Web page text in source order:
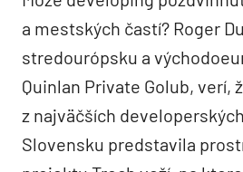
a mestských častí? Roger
stredourópsku a
Quinlan Private Golub, verí,
z najväčších
Slovensku predstavila